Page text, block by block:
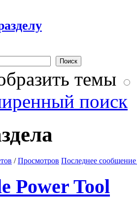
темы
поиск
/Просмотров Последнее сообщение
Power Tool